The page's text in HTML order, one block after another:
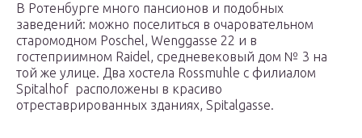
В Ротенбурге много пансионов и подобных
заведений: можно поселиться в очаровательном
старомодном Poschel, Wenggasse 22 и в
гостеприимном Raidel, средневековый дом № 3 на
той же улице. Два хостела Rossmuhle с филиалом
Spitalhof расположены в красиво
отреставрированных зданиях, Spitalgasse.